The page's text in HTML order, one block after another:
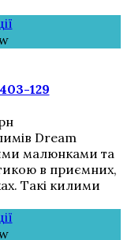
129
Dream
малюнками та
в приємних,
Такі килими